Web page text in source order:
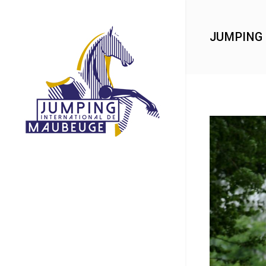
JUMPING